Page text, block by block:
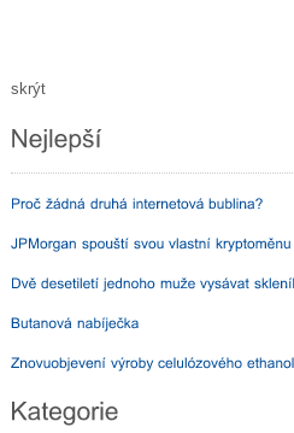
skrýt